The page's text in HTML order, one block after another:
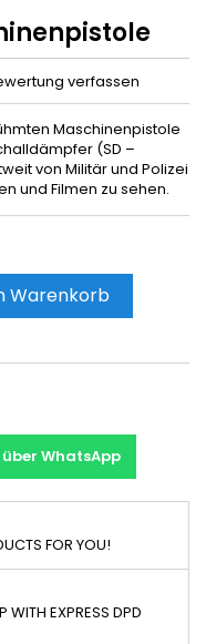
verfassen
Maschinenpistole
(SD –
von Militär und Polizei
und Filmen zu sehen.
Warenkorb
WhatsApp
FOR YOU!
WITH EXPRESS DPD